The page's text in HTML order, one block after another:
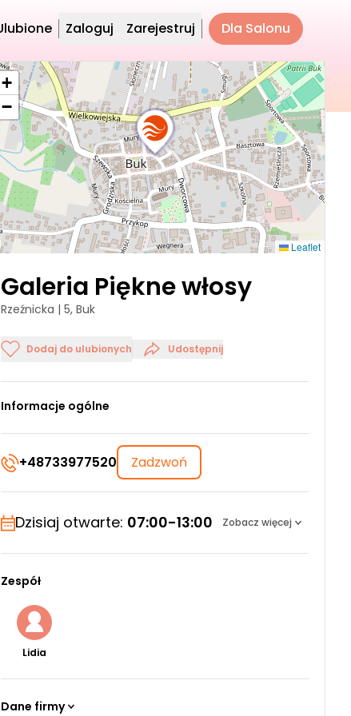
Zaloguj Zarejestruj Dla Salonu
+
−
Leaflet
Galeria Piękne włosy
Rzeźnicka | 5, Buk
Dodaj do ulubionych Udostępnij
Informacje ogólne
+48733977520 Zadzwoń
Dzisiaj otwarte: 07:00-13:00 Zobacz więcej
Zespół
Lidia
Dane firmy